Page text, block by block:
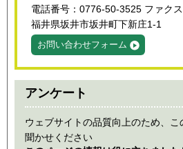
電話番号：0776-50-3525 ファク
福井県坂井市坂井町下新庄1-1
お問い合わせフォーム
アンケート
ウェブサイトの品質向上のため、
聞かせください